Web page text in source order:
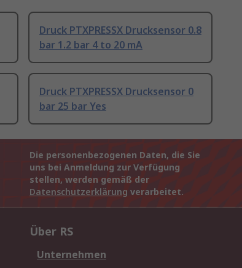
Druck PTXPRESSX Drucksensor 0.8
bar 1.2 bar 4 to 20 mA
Druck PTXPRESSX Drucksensor 0
bar 25 bar Yes
Die personenbezogenen Daten, die Sie
uns bei Anmeldung zur Verfügung
stellen, werden gemäß der
Datenschutzerklärung verarbeitet.
Über RS
Unternehmen